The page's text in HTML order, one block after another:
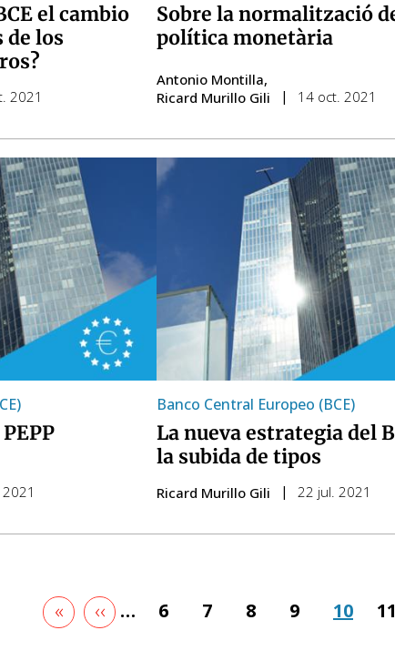
el cambio
de los
2021
Sobre la normalització
política monetària
Antonio Montilla
Ricard Murillo Gili
14 oct. 2021
Banco Central Europeo (BCE)
La nueva estrategia del
la subida de tipos
Ricard Murillo Gili 22 jul. 2021
Primera
pàgina
«
Pàgina
anterior
‹‹ … Pàgina
6 Pàgina
7 Pàgina
8 Pàgina
9 Pàgina
10 11